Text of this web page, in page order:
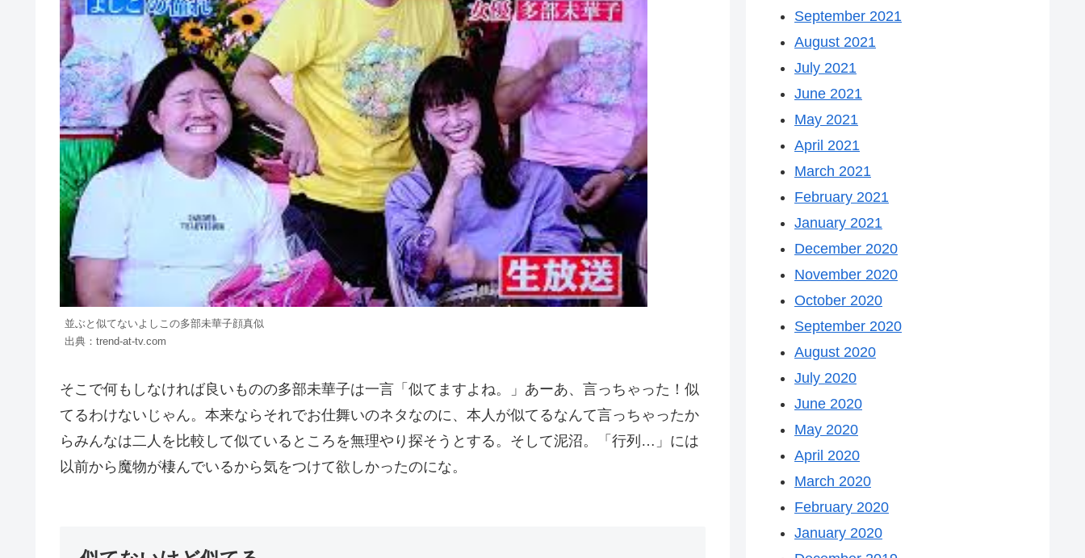
並ぶと似てないよしこの多部未華子顔真似
出典：trend-at-tv.com
そこで何もしなければ良いものの多部未華子は一言「似てますよね。」あーあ、言っちゃった！似
てるわけないじゃん。本来ならそれでお仕舞いのネタなのに、本人が似てるなんて言っちゃったか
らみんなは二人を比較して似ているところを無理やり探そうとする。そして泥沼。「行列…」には
以前から魔物が棲んでいるから気をつけて欲しかったのにな。
September 2021
August 2021
July 2021
June 2021
May 2021
April 2021
March 2021
February 2021
January 2021
December 2020
November 2020
October 2020
September 2020
August 2020
July 2020
June 2020
May 2020
April 2020
March 2020
February 2020
January 2020